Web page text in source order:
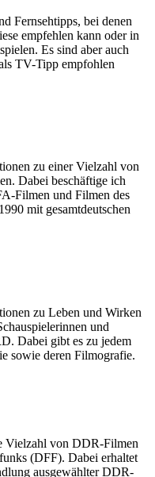
Fernsehtipps, bei denen
empfehlen kann oder in
Es sind aber auch
TV-Tipp empfohlen
zu einer Vielzahl von
Dabei beschäftige ich
Filmen und Filmen des
mit gesamtdeutschen
zu Leben und Wirken
und
Dabei gibt es zu jedem
sowie deren Filmografie.
Vielzahl von DDR-Filmen
(DFF). Dabei erhaltet
ausgewählter DDR-